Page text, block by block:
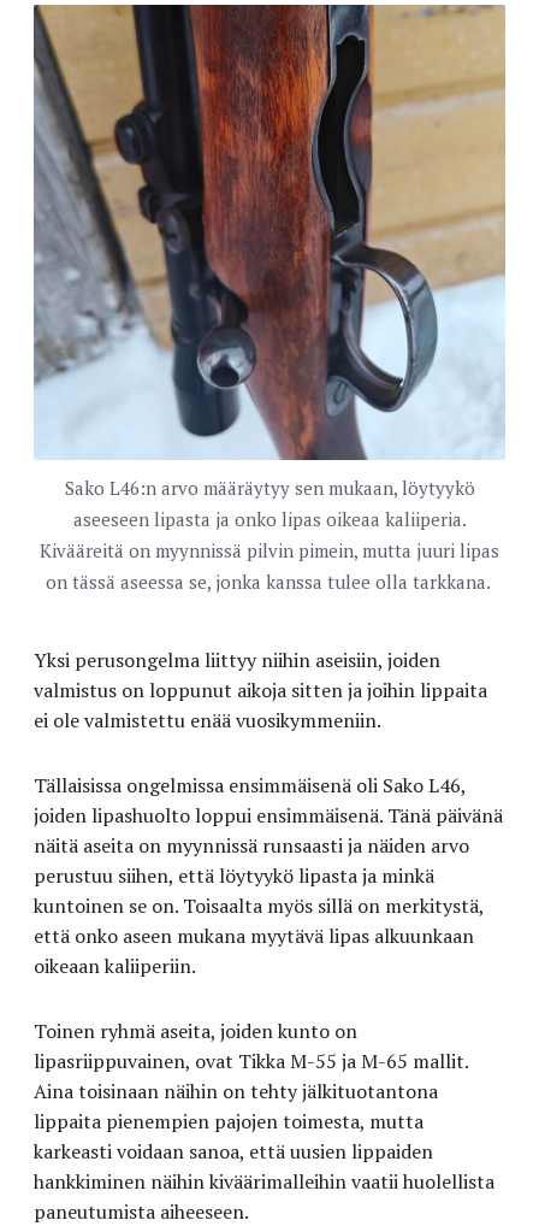
Sako L46:n arvo määräytyy sen mukaan, löytyykö
aseeseen lipasta ja onko lipas oikeaa kaliiperia.
Kivääreitä on myynnissä pilvin pimein, mutta juuri lipas
on tässä aseessa se, jonka kanssa tulee olla tarkkana.
Yksi perusongelma liittyy niihin aseisiin, joiden
valmistus on loppunut aikoja sitten ja joihin lippaita
ei ole valmistettu enää vuosikymmeniin.
Tällaisissa ongelmissa ensimmäisenä oli Sako L46,
joiden lipashuolto loppui ensimmäisenä. Tänä päivänä
näitä aseita on myynnissä runsaasti ja näiden arvo
perustuu siihen, että löytyykö lipasta ja minkä
kuntoinen se on. Toisaalta myös sillä on merkitystä,
että onko aseen mukana myytävä lipas alkuunkaan
oikeaan kaliiperiin.
Toinen ryhmä aseita, joiden kunto on
lipasriippuvainen, ovat Tikka M-55 ja M-65 mallit.
Aina toisinaan näihin on tehty jälkituotantona
lippaita pienempien pajojen toimesta, mutta
karkeasti voidaan sanoa, että uusien lippaiden
hankkiminen näihin kiväärimalleihin vaatii huolellista
paneutumista aiheeseen.